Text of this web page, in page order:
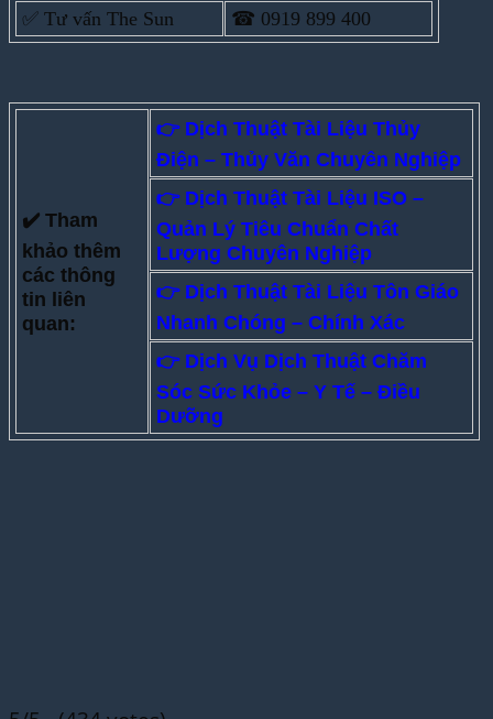
✅ Tư vấn The Sun
☎ 0919 899 400
✔️ Tham
khảo thêm
các thông
tin liên
quan:
👉 Dịch Thuật Tài Liệu Thủy
Điện – Thủy Văn Chuyên Nghiệp
👉 Dịch Thuật Tài Liệu ISO –
Quản Lý Tiêu Chuẩn Chất
Lượng Chuyên Nghiệp
👉 Dịch Thuật Tài Liệu Tôn Giáo
Nhanh Chóng – Chính Xác
👉 Dịch Vụ Dịch Thuật Chăm
Sóc Sức Khỏe – Y Tế – Điều
Dưỡng